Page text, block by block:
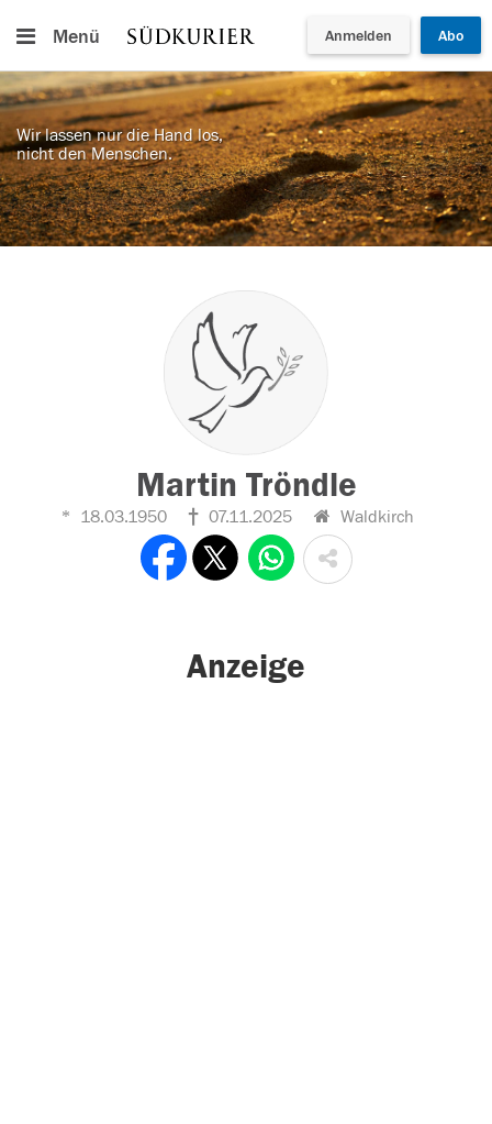
Menü Anmelden Abo
Wir lassen nur die Hand los,
nicht den Menschen.
Martin Tröndle
18.03.1950 07.11.2025 Waldkirch
Anzeige